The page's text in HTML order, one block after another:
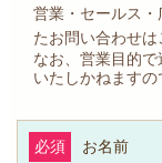
営業・セールス
たお問い合わせは
なお、営業目的
いたしかねますの
お名前
必須